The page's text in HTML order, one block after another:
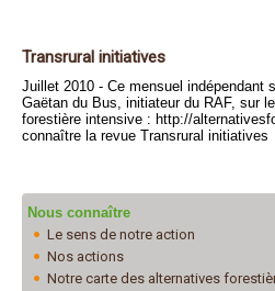
Transrural initiatives
Juillet 2010 - Ce mensuel indépendant
Gaëtan du Bus, initiateur du RAF, sur
forestière intensive : http://
connaître la revue Transrural initiatives
Nous connaître
Le sens de notre action
Nos actions
Notre carte des alternatives